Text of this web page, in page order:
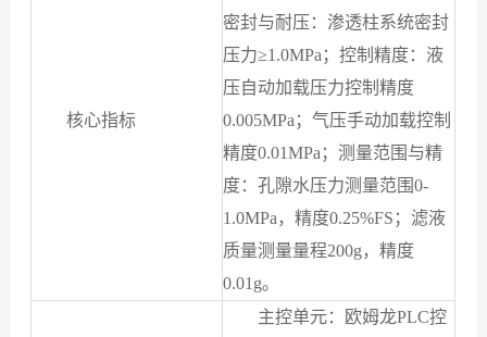
核心指标
密封与耐压：渗透柱系统密封
压力≥1.0MPa；控制精度：液
压自动加载压力控制精度
0.005MPa；气压手动加载控制
精度0.01MPa；测量范围与精
度：孔隙水压力测量范围0-
1.0MPa，精度0.25%FS；滤液
质量测量量程200g，精度
0.01g。
主控单元：欧姆龙PLC控